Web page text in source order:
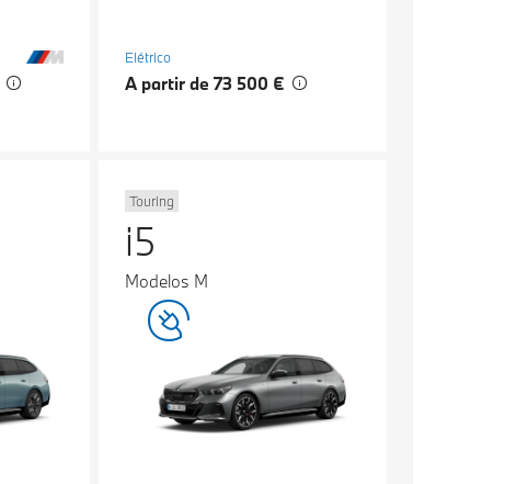
Elétrico
A partir de 73 500 €
Touring
i5
Modelos M